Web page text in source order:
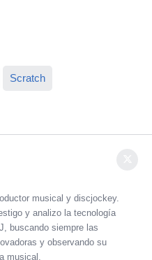
Scratch
musical y discjockey.
y analizo la tecnología
buscando siempre las
y observando su
musical.